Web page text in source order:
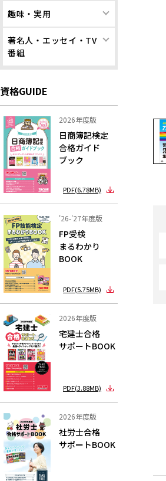
趣味・実用
著名人・エッセイ・TV
番組
資格GUIDE
2026年度版
日商簿記検定
合格ガイド
ブック
PDF(6.78MB)
'26-'27年度版
FP受検
まるわかり
BOOK
PDF(5.75MB)
2026年度版
宅建士合格
サポートBOOK
PDF(3.88MB)
2026年度版
社労士合格
サポートBOOK